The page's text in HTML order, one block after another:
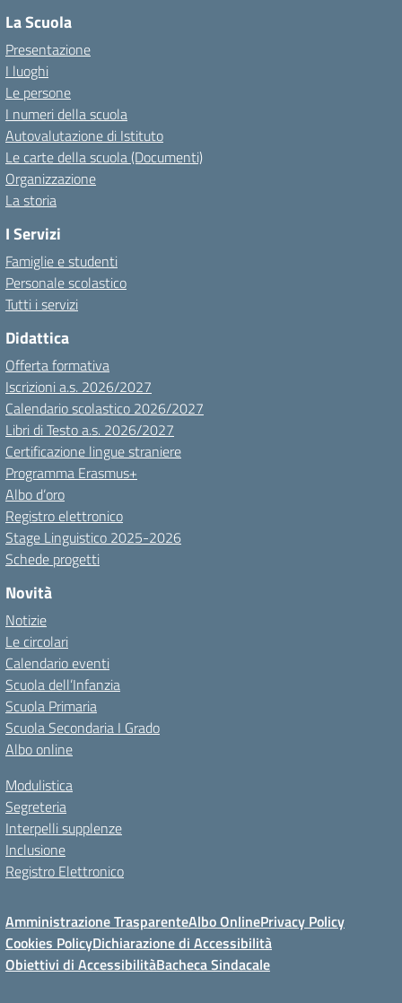
La Scuola
Presentazione
I luoghi
Le persone
I numeri della scuola
Autovalutazione di Istituto
Le carte della scuola (Documenti)
Organizzazione
La storia
I Servizi
Famiglie e studenti
Personale scolastico
Tutti i servizi
Didattica
Offerta formativa
Iscrizioni a.s. 2026/2027
Calendario scolastico 2026/2027
Libri di Testo a.s. 2026/2027
Certificazione lingue straniere
Programma Erasmus+
Albo d’oro
Registro elettronico
Stage Linguistico 2025-2026
Schede progetti
Novità
Notizie
Le circolari
Calendario eventi
Scuola dell’Infanzia
Scuola Primaria
Scuola Secondaria I Grado
Albo online
Modulistica
Segreteria
Interpelli supplenze
Inclusione
Registro Elettronico
Amministrazione TrasparenteAlbo OnlinePrivacy Policy
Cookies PolicyDichiarazione di Accessibilità
Obiettivi di AccessibilitàBacheca Sindacale